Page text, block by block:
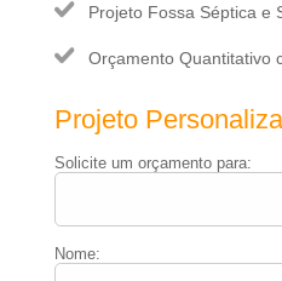
Projeto Fossa Séptica e
Orçamento Quantitativo
Projeto
Solicite um orçamento para:
Nome: